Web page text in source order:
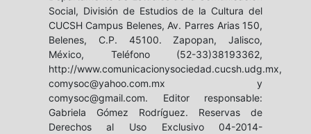
Social, División de Estudios de la Cultura del
CUCSH Campus Belenes, Av. Parres Arias 150,
Belenes, C.P. 45100. Zapopan, Jalisco,
México, Teléfono (52-33)38193362,
http://www.comunicacionysociedad.cucsh.udg.mx,
comysoc@yahoo.com.mx y
comysoc@gmail.com. Editor responsable:
Gabriela Gómez Rodríguez. Reservas de
Derechos al Uso Exclusivo 04-2014-